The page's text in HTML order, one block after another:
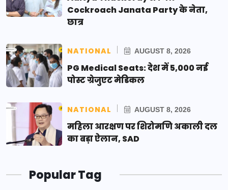
Cockroach Janata Party के नेता,
छात्र
NATIONAL AUGUST 8, 2026
PG Medical Seats: देश में 5,000 नई
पोस्ट ग्रेजुएट मेडिकल
NATIONAL AUGUST 8, 2026
महिला आरक्षण पर शिरोमणि अकाली दल
का बड़ा ऐलान, SAD
Popular Tag